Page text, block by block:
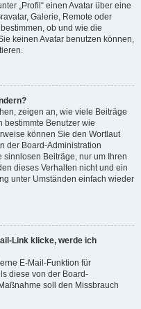
„Profil“ einen Avatar über eine
Galerie, Remote oder
ob und wie die
keinen Avatar benutzen können,
zeigen an, wie viele Beiträge
bestimmte Benutzer wie
können Sie den Wortlaut
der Board-Administration
Beiträge, nur um Ihren
dieses Verhalten nicht und ein
unter Umständen einfach wieder
Link klicke, werde ich
E-Mail-Funktion für
diese von der Board-
soll den Missbrauch